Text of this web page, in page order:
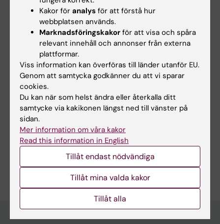
Relaterat
Kurser och workshops inom undervisning och
lärande
Canvas Catalog
Kakor för analys för att förstå hur
webbplatsen används.
Marknadsföringskakor för att visa och spåra
relevant innehåll och annonser från externa
plattformar.
Viss information kan överföras till länder utanför EU.
Genom att samtycka godkänner du att vi sparar
cookies.
Du kan när som helst ändra eller återkalla ditt
samtycke via kakikonen längst ned till vänster på
sidan.
Mer information om våra kakor
Read this information in English
Tillåt endast nödvändiga
Tillåt mina valda kakor
Tillåt alla